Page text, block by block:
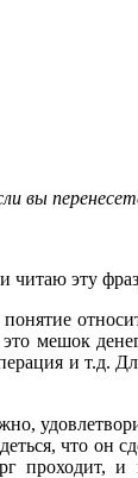
вы
читаю эту
это мешок
и т.д.
что он
проходит,